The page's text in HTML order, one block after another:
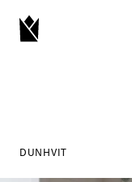
DUNHVIT